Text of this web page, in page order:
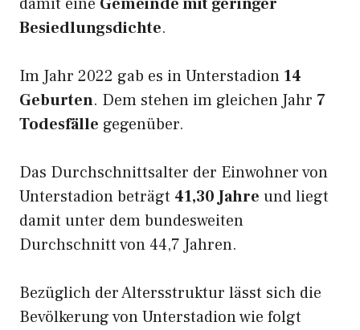
Besiedlungsdichte.
Im Jahr 2022 gab es in Unterstadion 14
Geburten. Dem stehen im gleichen Jahr 7
Todesfälle gegenüber.
Das Durchschnittsalter der Einwohner von
Unterstadion beträgt 41,30 Jahre und liegt
damit unter dem bundesweiten
Durchschnitt von 44,7 Jahren.
Bezüglich der Altersstruktur lässt sich die
Bevölkerung von Unterstadion wie folgt